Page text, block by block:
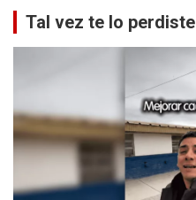
entradas
Tal vez te lo perdiste